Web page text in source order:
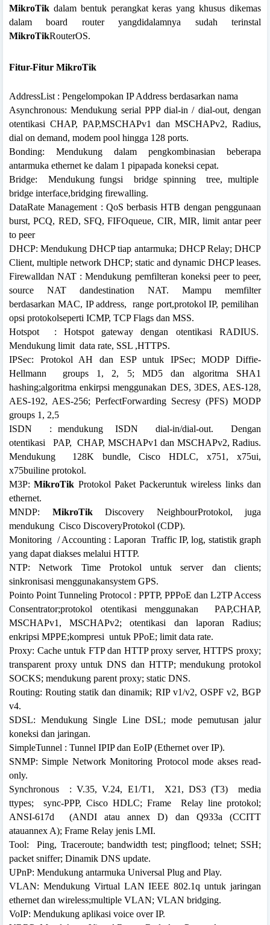
MikroTik dalam bentuk perangkat keras yang khusus dikemas
dalam board router yangdidalamnya sudah terinstal
MikroTikRouterOS.
Fitur-Fitur MikroTik
AddressList : Pengelompokan IP Address berdasarkan nama
Asynchronous: Mendukung serial PPP dial-in / dial-out, dengan
otentikasi CHAP, PAP,MSCHAPv1 dan MSCHAPv2, Radius,
dial on demand, modem pool hingga 128 ports.
Bonding: Mendukung dalam pengkombinasian beberapa
antarmuka ethernet ke dalam 1 pipapada koneksi cepat.
Bridge:
Mendukung fungsi bridge spinning tree, multiple
bridge interface,bridging firewalling.
DataRate Management : QoS berbasis HTB dengan penggunaan
burst, PCQ, RED, SFQ, FIFOqueue, CIR, MIR, limit antar peer
to peer
DHCP: Mendukung DHCP tiap antarmuka; DHCP Relay; DHCP
Client, multiple network DHCP; static and dynamic DHCP leases.
Firewalldan NAT : Mendukung pemfilteran koneksi peer to peer,
source NAT dandestination NAT. Mampu memfilter
berdasarkan MAC, IP address,
range port,protokol IP, pemilihan
opsi protokolseperti ICMP, TCP Flags dan MSS.
Hotspot
: Hotspot gateway dengan otentikasi
RADIUS.
Mendukung limit data rate, SSL ,HTTPS.
IPSec: Protokol AH dan ESP untuk IPSec; MODP Diffie-
Hellmann
groups 1, 2, 5; MD5 dan algoritma SHA1
hashing;algoritma enkirpsi menggunakan DES, 3DES, AES-128,
AES-192, AES-256; PerfectForwarding Secresy (PFS) MODP
groups 1, 2,5
ISDN
: mendukung ISDN dial-in/dial-out.
Dengan
otentikasi
PAP,
CHAP, MSCHAPv1 dan MSCHAPv2, Radius.
Mendukung
128K bundle, Cisco HDLC, x751, x75ui,
x75builine protokol.
M3P:MikroTik Protokol Paket Packeruntuk wireless links dan
ethernet.
MNDP: MikroTikDiscovery NeighbourProtokol, juga
mendukung Cisco DiscoveryProtokol (CDP).
Monitoring / Accounting : Laporan Traffic IP, log, statistik graph
yang dapat diakses melalui HTTP.
NTP: Network Time Protokol untuk server dan clients;
sinkronisasi menggunakansystem GPS.
Pointo Point Tunneling Protocol : PPTP, PPPoE dan L2TP Access
Consentrator;protokol otentikasi menggunakan
PAP,CHAP,
MSCHAPv1, MSCHAPv2; otentikasi dan laporan Radius;
enkripsi MPPE;kompresi untuk PPoE; limit data rate.
Proxy: Cache untuk FTP dan HTTP proxy server, HTTPS proxy;
transparent proxy untuk DNS dan HTTP; mendukung protokol
SOCKS; mendukung parent proxy; static DNS.
Routing: Routing statik dan dinamik; RIP v1/v2, OSPF v2, BGP
v4.
SDSL: Mendukung Single Line DSL; mode pemutusan jalur
koneksi dan jaringan.
SimpleTunnel : Tunnel IPIP dan EoIP (Ethernet over IP).
SNMP: Simple Network Monitoring Protocol mode akses read-
only.
Synchronous
: V.35, V.24, E1/T1, X21, DS3 (T3)
media
ttypes;
sync-PPP, Cisco HDLC; Frame
Relay line protokol;
ANSI-617d
(ANDI atau annex D) dan Q933a (CCITT
atauannex A); Frame Relay jenis LMI.
Tool:
Ping, Traceroute; bandwidth test; pingflood; telnet; SSH;
packet sniffer; Dinamik DNS update.
UPnP: Mendukung antarmuka Universal Plug and Play.
VLAN: Mendukung Virtual LAN IEEE 802.1q untuk jaringan
ethernet dan wireless;multiple VLAN; VLAN bridging.
VoIP: Mendukung aplikasi voice over IP.